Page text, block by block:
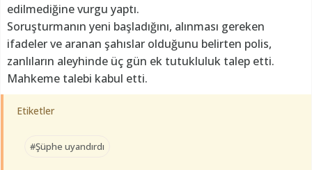
edilmediğine vurgu yaptı.
Soruşturmanın yeni başladığını, alınması gereken
ifadeler ve aranan şahıslar olduğunu belirten polis,
zanlıların aleyhinde üç gün ek tutukluluk talep etti.
Mahkeme talebi kabul etti.
Etiketler
#Şüphe uyandırdı